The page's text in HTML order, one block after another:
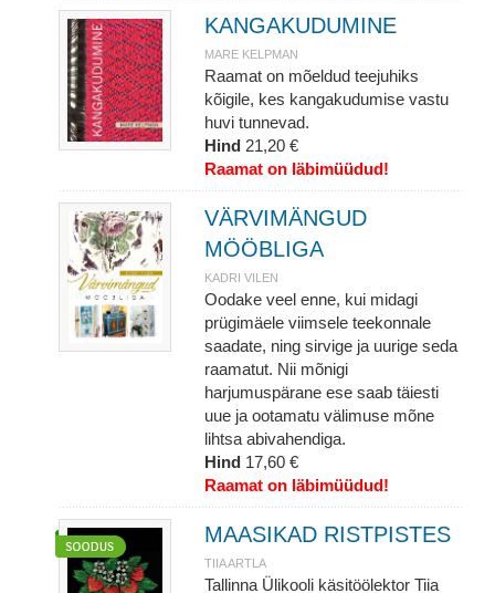
KANGAKUDUMINE
MARE KELPMAN
Raamat on mõeldud teejuhiks
kõigile, kes kangakudumise vastu
huvi tunnevad.
Hind 21,20 €
Raamat on läbimüüdud!
VÄRVIMÄNGUD
MÖÖBLIGA
KADRI VILEN
Oodake veel enne, kui midagi
prügimäele viimsele teekonnale
saadate, ning sirvige ja uurige seda
raamatut. Nii mõnigi
harjumuspärane ese saab täiesti
uue ja ootamatu välimuse mõne
lihtsa abivahendiga.
Hind 17,60 €
Raamat on läbimüüdud!
MAASIKAD RISTPISTES
TIIA ARTLA
Tallinna Ülikooli käsitöölektor Tiia